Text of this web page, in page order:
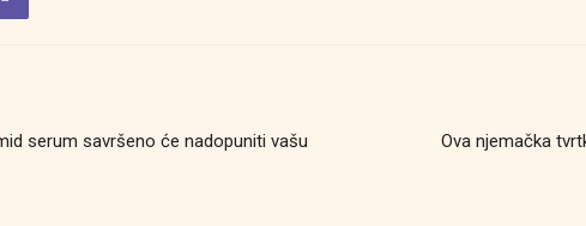
serum savršeno će nadopuniti vašu
Ova njemačka